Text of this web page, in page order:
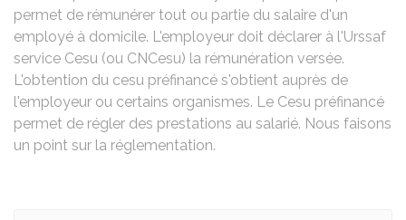
permet de rémunérer tout ou partie du salaire d'un
employé à domicile. L'employeur doit déclarer à l'Urssaf
service Cesu (ou CNCesu) la rémunération versée.
L'obtention du cesu préfinancé s'obtient auprès de
l'employeur ou certains organismes. Le Cesu préfinancé
permet de régler des prestations au salarié. Nous faisons
un point sur la réglementation.